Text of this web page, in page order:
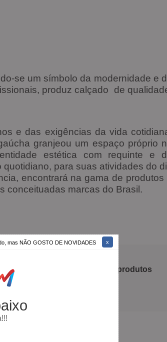
mas NÃO GOSTO DE NOVIDADES
se um símbolo da modernidade e
produz calçado de
e das exigências da vida
granjeou um espaço próprio
estética com requinte e
para suas atividades do
encontrará na gama de produtos
conceituadas marcas do Brasil.
clientes recomendam nossos produtos